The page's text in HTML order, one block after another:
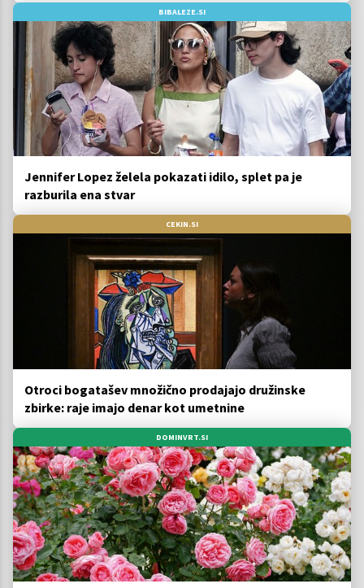
BIBALEZE.SI
Jennifer Lopez želela pokazati idilo, splet pa je
razburila ena stvar
CEKIN.SI
Otroci bogatašev množično prodajajo družinske
zbirke: raje imajo denar kot umetnine
DOMINVRT.SI